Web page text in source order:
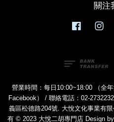
關注
Facebook
營業時間：每日10:00~18:00 （全
Facebook） / 聯絡電話：02-
義區松德路204號. 大悅文化事業有
有 © 2023 大悅二胡專門店 Design